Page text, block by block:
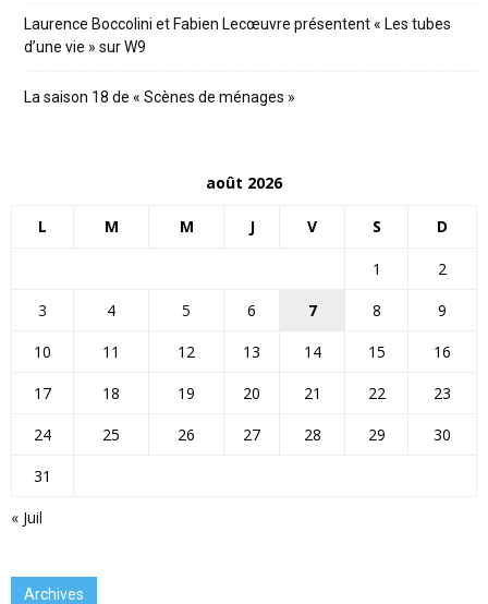
Laurence Boccolini et Fabien Lecœuvre présentent « Les tubes
d’une vie » sur W9
La saison 18 de « Scènes de ménages »
août 2026
L M M J V S D
« Juil
1
2
3
4 5 6 7 8
9
10
11 12 13 14 15
16
17
18 19 20 21 22
23
24
25 26 27 28 29
30
31
Archives